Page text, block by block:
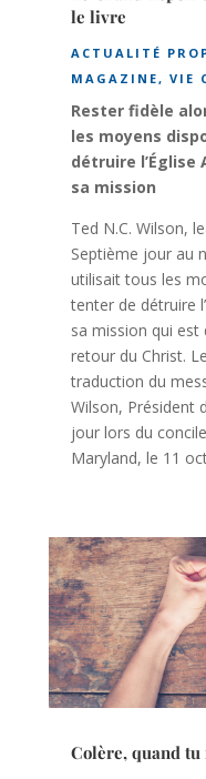
le livre
ACTUALITÉ
MAGAZINE, VIE
Rester fidèle
les moyens
détruire
sa mission
Ted N.C. Wilson,
Septième jour au
utilisait tous les
tenter de détruire
sa mission qui est
retour du Christ.
traduction du
Wilson, Président
jour lors du
Maryland, le 11
Colère, quand tu